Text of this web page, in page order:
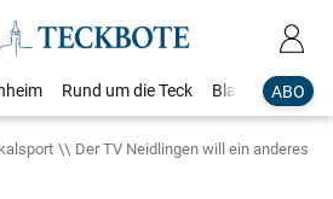
ABO
Rund um die Teck Blaulicht
Der TV Neidlingen will ein anderes